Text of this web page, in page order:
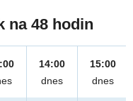
na 48 hodin
14:00
dnes
15:00
dnes